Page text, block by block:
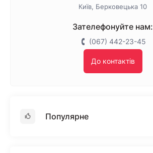
Київ, Берковецька 10
Зателефонуйте нам:
(067) 442-23-45
До контактів
Популярне